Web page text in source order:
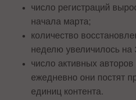
число регистраций
начала марта;
количество
неделю увеличилось на
число активных
ежедневно они постят
единиц контента.